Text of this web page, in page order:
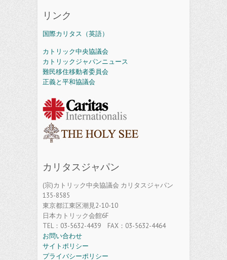
リンク
国際カリタス（英語）
カトリック中央協議会
カトリックジャパンニュース
難民移住移動者委員会
正義と平和協議会
カリタスジャパン
(宗)カトリック中央協議会 カリタスジャパン
135-8585
東京都江東区潮見2-10-10
日本カトリック会館6F
TEL：03-5632-4439 FAX：03-5632-4464
お問い合わせ
サイトポリシー
プライバシーポリシー